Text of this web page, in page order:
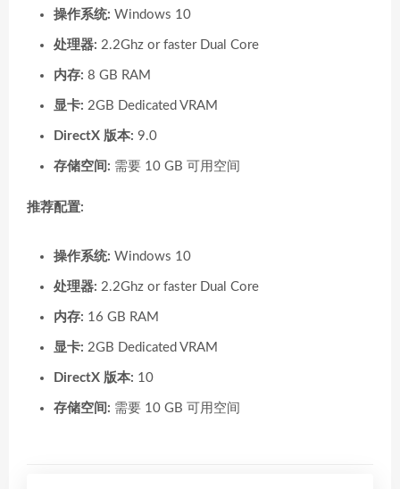
操作系统: Windows 10
处理器: 2.2Ghz or faster Dual Core
内存: 8 GB RAM
显卡: 2GB Dedicated VRAM
DirectX 版本: 9.0
存储空间: 需要 10 GB 可用空间
推荐配置:
操作系统: Windows 10
处理器: 2.2Ghz or faster Dual Core
内存: 16 GB RAM
显卡: 2GB Dedicated VRAM
DirectX 版本: 10
存储空间: 需要 10 GB 可用空间